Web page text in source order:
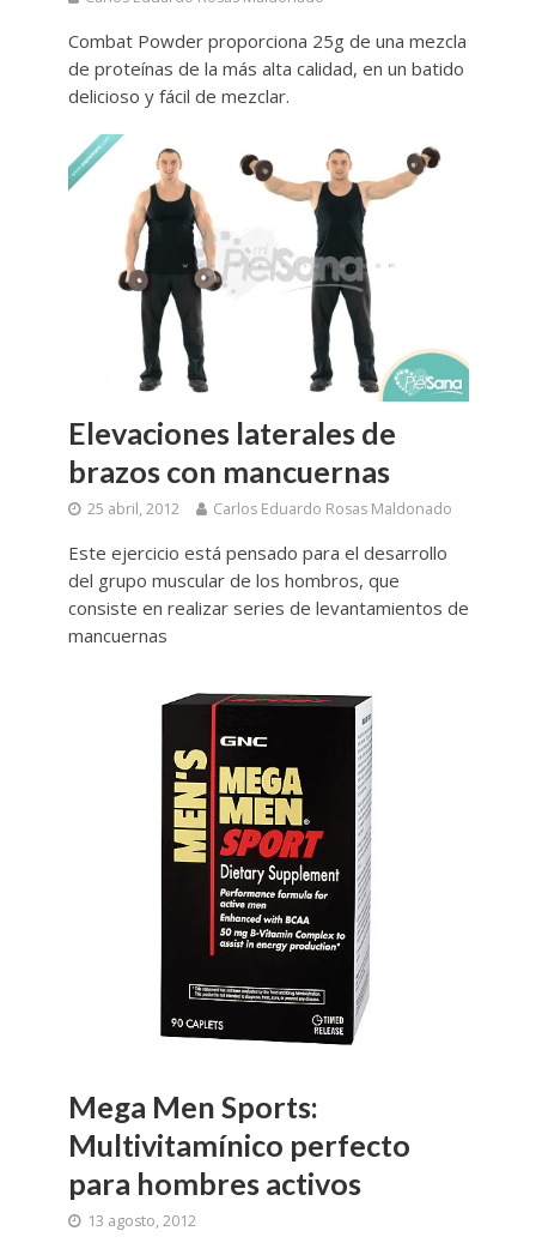
Combat Powder proporciona 25g de una mezcla
de proteínas de la más alta calidad, en un batido
delicioso y fácil de mezclar.
Elevaciones laterales de
brazos con mancuernas
25 abril, 2012 Carlos Eduardo Rosas Maldonado
Este ejercicio está pensado para el desarrollo
del grupo muscular de los hombros, que
consiste en realizar series de levantamientos de
mancuernas
Mega Men Sports:
Multivitamínico perfecto
para hombres activos
13 agosto, 2012